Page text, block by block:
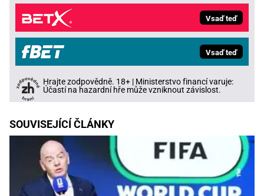
Vsaď teď
Vsaď teď
Hrajte zodpovědně. 18+ | Ministerstvo financí varuje:
Účastí na hazardní hře může vzniknout závislost.
SOUVISEJÍCÍ ČLÁNKY